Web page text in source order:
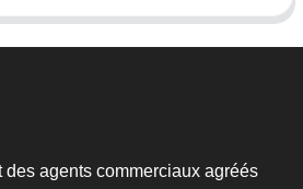
des agents commerciaux agréés